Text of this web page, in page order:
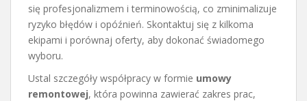
się profesjonalizmem i terminowością, co zminimalizuje
ryzyko błędów i opóźnień. Skontaktuj się z kilkoma
ekipami i porównaj oferty, aby dokonać świadomego
wyboru.
Ustal szczegóły współpracy w formie umowy
remontowej, która powinna zawierać zakres prac,